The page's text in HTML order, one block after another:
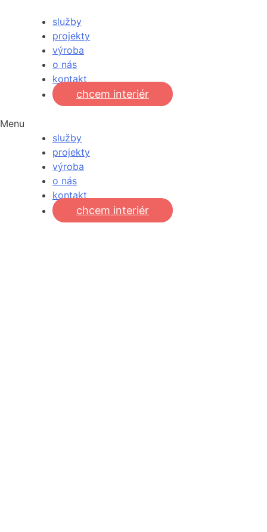
služby
projekty
výroba
o nás
kontakt
chcem interiér
Menu
služby
projekty
výroba
o nás
kontakt
chcem interiér